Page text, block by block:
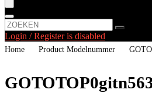
Login / Register is disabled
Home Product Modelnummer